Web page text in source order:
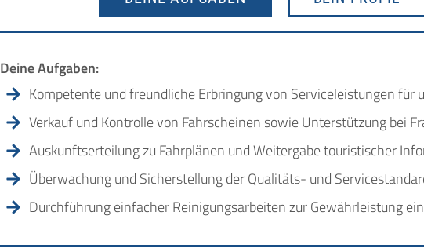
Deine Aufgaben:
Kompetente und freundliche Erbringung von Serviceleistungen für
Verkauf und Kontrolle von Fahrscheinen sowie Unterstützung bei
Auskunftserteilung zu Fahrplänen und Weitergabe touristischer
Überwachung und Sicherstellung der Qualitäts- und
Durchführung einfacher Reinigungsarbeiten zur Gewährleistung